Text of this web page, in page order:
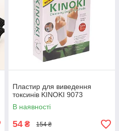
Пластир для виведення
токсинів KINOKI 9073
В наявності
54 ₴ 154 ₴